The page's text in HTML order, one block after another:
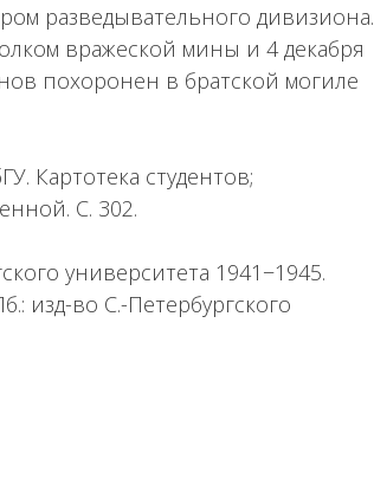
разведывательного дивизиона.
вражеской мины и 4 декабря
похоронен в братской могиле
Картотека студентов;
С. 302.
университета 1941−1945.
изд-во С.-Петербургского